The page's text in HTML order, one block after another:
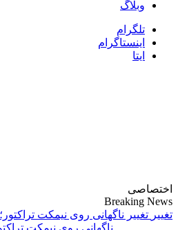
وبلاگ
تلگرام
اینستاگرام
ایتا
اختصاصی
Breaking News
تغییر
ناگهانی روی نیمکت